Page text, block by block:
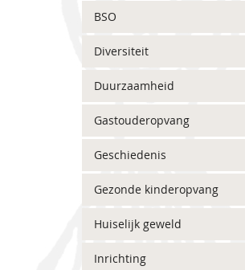
BSO
Diversiteit
Duurzaamheid
Gastouderopvang
Geschiedenis
Gezonde kinderopvang
Huiselijk geweld
Inrichting